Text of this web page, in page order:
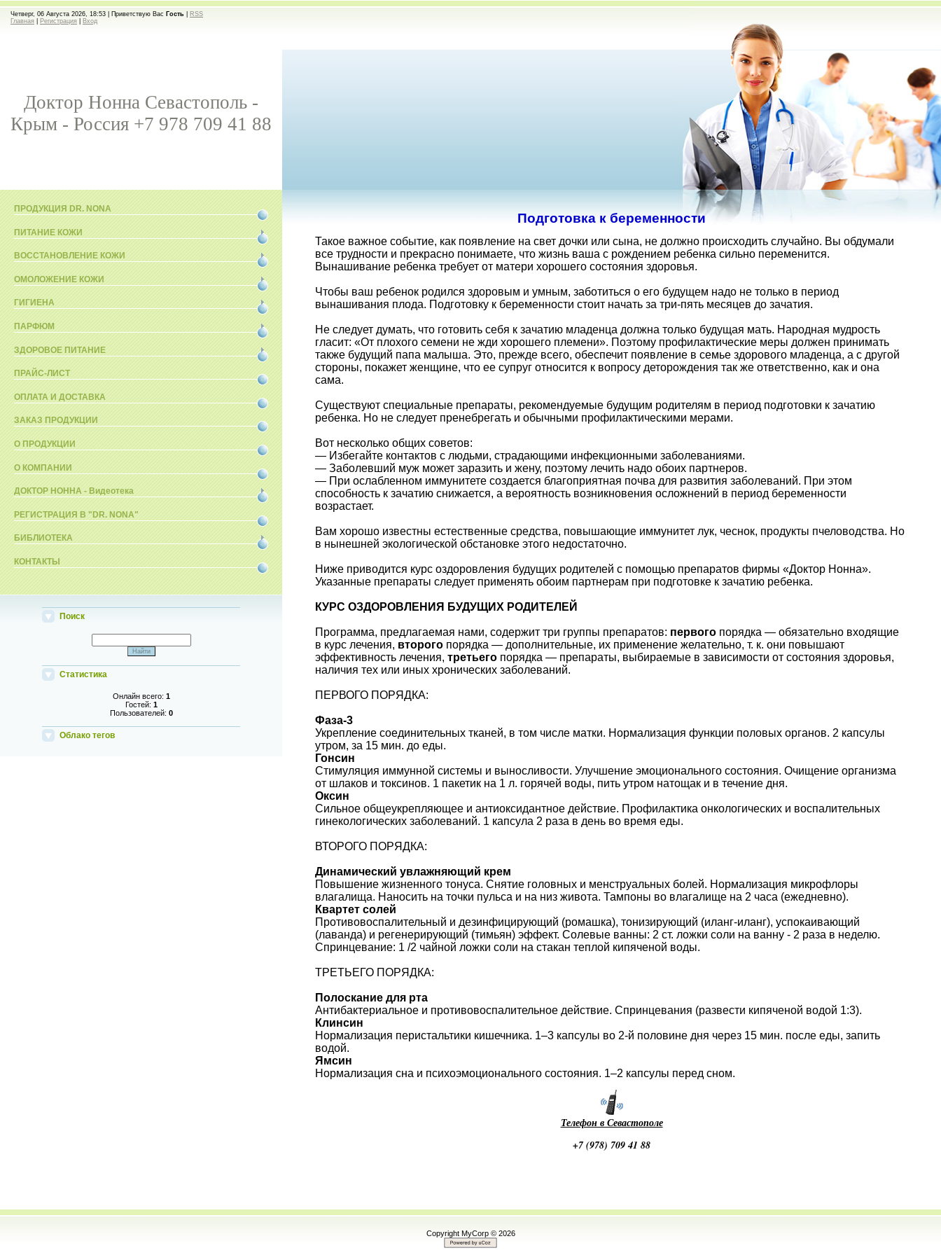
Четверг, 06 Августа 2026, 18:53 | Приветствую Вас Гость
RSS
Главная
Регистрация Вход
Доктор Нонна Севастополь -
Крым - Россия +7 978 709 41 88
ПРОДУКЦИЯ DR. NONA
ПИТАНИЕ КОЖИ
ВОССТАНОВЛЕНИЕ КОЖИ
ОМОЛОЖЕНИЕ КОЖИ
ГИГИЕНА
ПАРФЮМ
ЗДОРОВОЕ ПИТАНИЕ
ПРАЙС-ЛИСТ
ОПЛАТА И ДОСТАВКА
ЗАКАЗ ПРОДУКЦИИ
О ПРОДУКЦИИ
О КОМПАНИИ
ДОКТОР НОННА - Видеотека
РЕГИСТРАЦИЯ В "DR. NONA"
БИБЛИОТЕКА
КОНТАКТЫ
Поиск
Статистика
Онлайн всего: 1
Гостей: 1
Пользователей: 0
Облако тегов
Подготовка к беременности
Такое важное событие, как появление на свет дочки или сына, не должно происходить случайно. Вы обдумали
все трудности и прекрасно понимаете, что жизнь ваша с рождением ребенка сильно переменится.
Вынашивание ребенка требует от матери хорошего состояния здоровья.
Чтобы ваш ребенок родился здоровым и умным, заботиться о его будущем надо не только в период
вынашивания плода. Подготовку к беременности стоит начать за три-пять месяцев до зачатия.
Не следует думать, что готовить себя к зачатию младенца должна только будущая мать. Народная мудрость
гласит: «От плохого семени не жди хорошего племени». Поэтому профилактические меры должен принимать
также будущий папа малыша. Это, прежде всего, обеспечит появление в семье здорового младенца, а с другой
стороны, покажет женщине, что ее супруг относится к вопросу деторождения так же ответственно, как и она
сама.
Существуют специальные препараты, рекомендуемые будущим родителям в период подготовки к зачатию
ребенка. Но не следует пренебрегать и обычными профилактическими мерами.
Вот несколько общих советов:
— Избегайте контактов с людьми, страдающими инфекционными заболеваниями.
— Заболевший муж может заразить и жену, поэтому лечить надо обоих партнеров.
— При ослабленном иммунитете создается благоприятная почва для развития заболеваний. При этом
способность к зачатию снижается, а вероятность возникновения осложнений в период беременности
возрастает.
Вам хорошо известны естественные средства, повышающие иммунитет лук, чеснок, продукты пчеловодства. Но
в нынешней экологической обстановке этого недостаточно.
Ниже приводится курс оздоровления будущих родителей с помощью препаратов фирмы «Доктор Нонна».
Указанные препараты следует применять обоим партнерам при подготовке к зачатию ребенка.
КУРС ОЗДОРОВЛЕНИЯ БУДУЩИХ РОДИТЕЛЕЙ
Программа, предлагаемая нами, содержит три группы препаратов: первого порядка — обязательно входящие
в курс лечения, второго порядка — дополнительные, их применение желательно, т. к. они повышают
эффективность лечения,третьего порядка — препараты, выбираемые в зависимости от состояния здоровья,
наличия тех или иных хронических заболеваний.
ПЕРВОГО ПОРЯДКА:
Фаза-3
Укрепление соединительных тканей, в том числе матки. Нормализация функции половых органов. 2 капсулы
утром, за 15 мин. до еды.
Гонсин
Стимуляция иммунной системы и выносливости. Улучшение эмоционального состояния. Очищение организма
от шлаков и токсинов. 1 пакетик на 1 л. горячей воды, пить утром натощак и в течение дня.
Оксин
Сильное общеукрепляющее и антиоксидантное действие. Профилактика онкологических и воспалительных
гинекологических заболеваний. 1 капсула 2 раза в день во время еды.
ВТОРОГО ПОРЯДКА:
Динамический увлажняющий крем
Повышение жизненного тонуса. Снятие головных и менструальных болей. Нормализация микрофлоры
влагалища. Наносить на точки пульса и на низ живота. Тампоны во влагалище на 2 часа (ежедневно).
Квартет солей
Противовоспалительный и дезинфицирующий (ромашка), тонизирующий (иланг-иланг), успокаивающий
(лаванда) и регенерирующий (тимьян) эффект. Солевые ванны: 2 ст. ложки соли на ванну - 2 раза в неделю.
Спринцевание: 1 /2 чайной ложки соли на стакан теплой кипяченой воды.
ТРЕТЬЕГО ПОРЯДКА:
Полоскание для рта
Антибактериальное и противовоспалительное действие. Спринцевания (развести кипяченой водой 1:3).
Клинсин
Нормализация перистальтики кишечника. 1–3 капсулы во 2-й половине дня через 15 мин. после еды, запить
водой.
Ямсин
Нормализация сна и психоэмоционального состояния. 1–2 капсулы перед сном.
Телефон в Севастополе
+7 (978) 709 41 88
Copyright MyCorp © 2026